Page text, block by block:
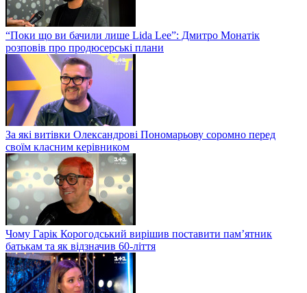
“Поки що ви бачили лише Lida Lee”: Дмитро Монатік
розповів про продюсерські плани
За які витівки Олександрові Пономарьову соромно перед
своїм класним керівником
Чому Гарік Корогодський вирішив поставити пам’ятник
батькам та як відзначив 60-ліття